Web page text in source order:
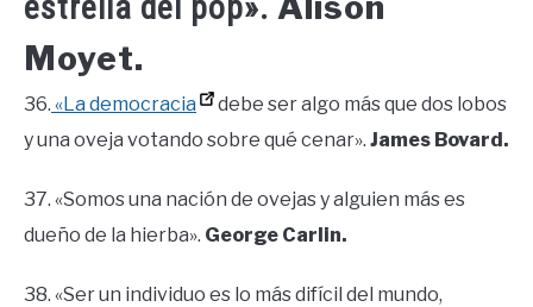
Moyet.
36. «La democracia
debe ser algo más que dos lobos
y una oveja votando sobre qué cenar». James Bovard.
37. «Somos una nación de ovejas y alguien más es
dueño de la hierba». George Carlin.
38. «Ser un individuo es lo más difícil del mundo,